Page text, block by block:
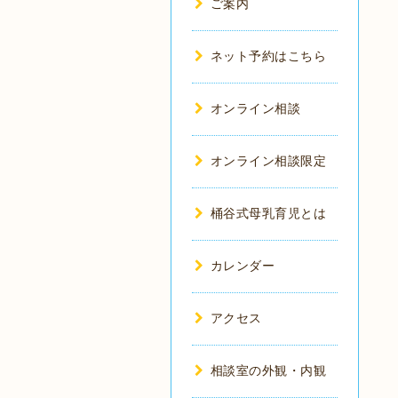
ご案内
ネット予約はこちら
オンライン相談
オンライン相談限定
桶谷式母乳育児とは
カレンダー
アクセス
相談室の外観・内観